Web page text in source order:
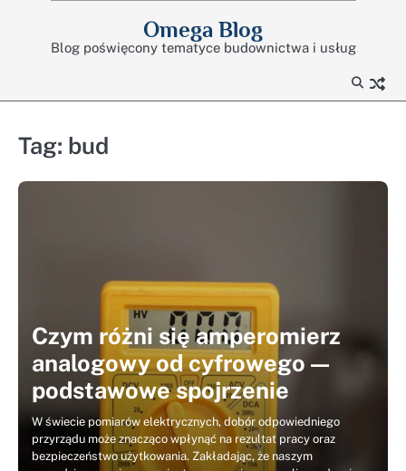
Omega Blog
Blog poświęcony tematyce budownictwa i usług
Tag: bud
Czym różni się amperomierz
analogowy od cyfrowego —
podstawowe spojrzenie
W świecie pomiarów elektrycznych, dobór odpowiedniego
przyrządu może znacząco wpłynąć na rezultat pracy oraz
bezpieczeństwo użytkowania. Zakładając, że naszym